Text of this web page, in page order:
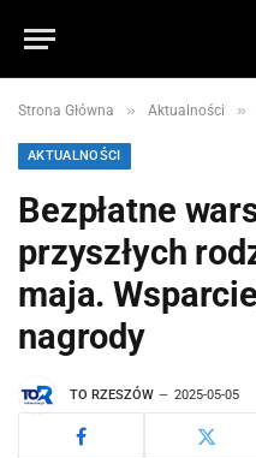
Strona Główna » Aktualności »
AKTUALNOŚCI
Bezpłatne
przyszłych
maja.
nagrody
TO RZESZÓW 2025-05-05